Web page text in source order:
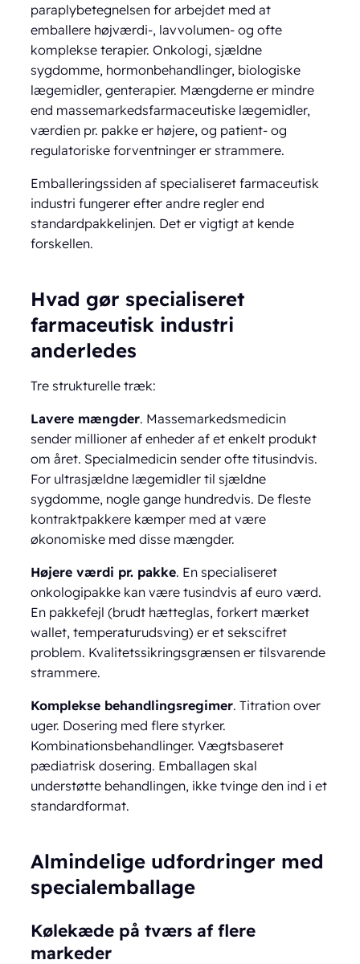
paraplybetegnelsen for arbejdet med at
emballere højværdi-, lavvolumen- og ofte
komplekse terapier. Onkologi, sjældne
sygdomme, hormonbehandlinger, biologiske
lægemidler, genterapier. Mængderne er mindre
end massemarkedsfarmaceutiske lægemidler,
værdien pr. pakke er højere, og patient- og
regulatoriske forventninger er strammere.
Emballeringssiden af specialiseret farmaceutisk
industri fungerer efter andre regler end
standardpakkelinjen. Det er vigtigt at kende
forskellen.
Hvad gør specialiseret
farmaceutisk industri
anderledes
Tre strukturelle træk:
Lavere mængder. Massemarkedsmedicin
sender millioner af enheder af et enkelt produkt
om året. Specialmedicin sender ofte titusindvis.
For ultrasjældne lægemidler til sjældne
sygdomme, nogle gange hundredvis. De fleste
kontraktpakkere kæmper med at være
økonomiske med disse mængder.
Højere værdi pr. pakke. En specialiseret
onkologipakke kan være tusindvis af euro værd.
En pakkefejl (brudt hætteglas, forkert mærket
wallet, temperaturudsving) er et sekscifret
problem. Kvalitetssikringsgrænsen er tilsvarende
strammere.
Komplekse behandlingsregimer. Titration over
uger. Dosering med flere styrker.
Kombinationsbehandlinger. Vægtsbaseret
pædiatrisk dosering. Emballagen skal
understøtte behandlingen, ikke tvinge den ind i et
standardformat.
Almindelige udfordringer med
specialemballage
Kølekæde på tværs af flere
markeder